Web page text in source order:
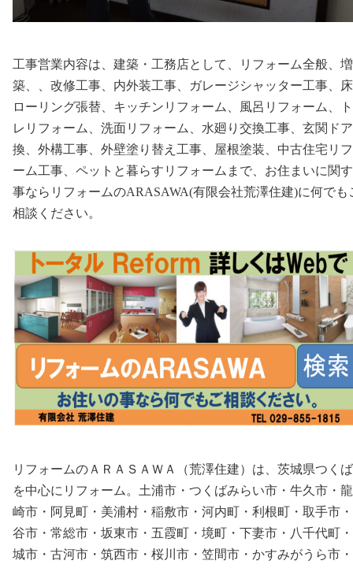
工事営業内容は、建築・工務店として、リフォーム全般、
築、、改修工事、内外装工事、ガレージシャッター工事、
ローリング張替、キッチンリフォーム、風呂リフォーム、
レリフォーム、洗面リフォーム、水廻り交換工事、玄関ド
換、外構工事、外壁塗り替え工事、屋根塗装、中古住宅リ
ーム工事、ペットと暮らすリフォームまで、お住まいに関
事ならリフォームのARASAWA(有限会社荒澤住建)に何でも
相談ください。
リフォームのＡＲＡＳＡＷＡ（荒澤住建）は、茨城県つく
を中心にリフォーム。土浦市・つくばみらい市・牛久市・
崎市・阿見町・美浦村・稲敷市・河内町・利根町・取手市
谷市・常総市・坂東市・五霞町・境町・下妻市・八千代町
城市・古河市・筑西市・桜川市・笠間市・かすみがうら市